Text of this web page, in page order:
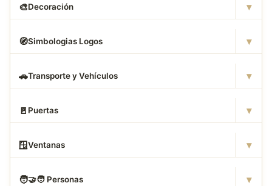
🎨Decoración ▾
🧭Simbologias Logos ▾
🚗Transporte y Vehículos ▾
🚪 Puertas ▾
🪟Ventanas ▾
🧑‍🤝‍🧑 Personas ▾